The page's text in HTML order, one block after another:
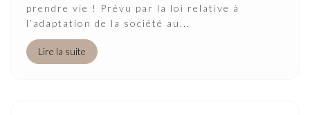
prendre vie ! Prévu par la loi relative à
l’adaptation de la société au...
Lire la suite